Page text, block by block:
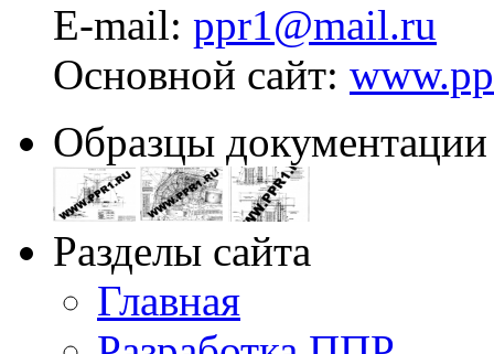
E-mail: ppr1@mail.ru
Основной сайт:
Образцы документации
Разделы сайта
Главная